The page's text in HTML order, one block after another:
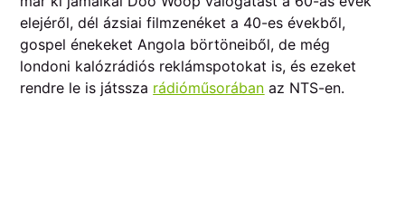
elejéről, dél ázsiai filmzenéket a 40-es évekből,
gospel énekeket Angola börtöneiből, de még
londoni kalózrádiós reklámspotokat is, és ezeket
rendre le is játssza rádióműsorában az NTS-en.